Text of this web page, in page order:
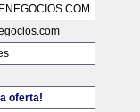
oferta!